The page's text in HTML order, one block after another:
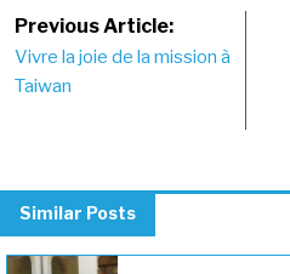
Post
navigation
Previous Article:
Vivre la joie de la mission à
Taiwan
Similar Posts